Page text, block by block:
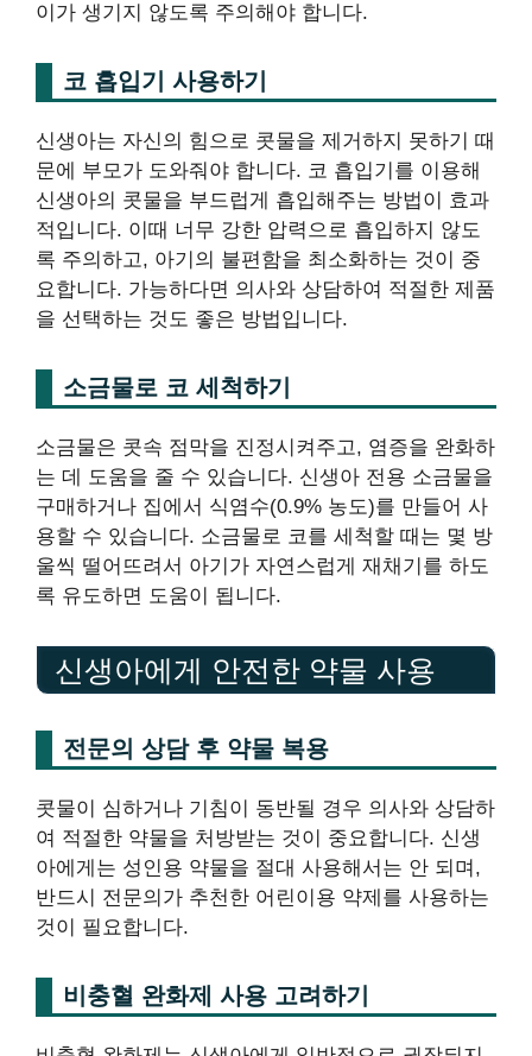
이가 생기지 않도록 주의해야 합니다.
코 흡입기 사용하기
신생아는 자신의 힘으로 콧물을 제거하지 못하기 때
문에 부모가 도와줘야 합니다. 코 흡입기를 이용해
신생아의 콧물을 부드럽게 흡입해주는 방법이 효과
적입니다. 이때 너무 강한 압력으로 흡입하지 않도
록 주의하고, 아기의 불편함을 최소화하는 것이 중
요합니다. 가능하다면 의사와 상담하여 적절한 제품
을 선택하는 것도 좋은 방법입니다.
소금물로 코 세척하기
소금물은 콧속 점막을 진정시켜주고, 염증을 완화하
는 데 도움을 줄 수 있습니다. 신생아 전용 소금물을
구매하거나 집에서 식염수(0.9% 농도)를 만들어 사
용할 수 있습니다. 소금물로 코를 세척할 때는 몇 방
울씩 떨어뜨려서 아기가 자연스럽게 재채기를 하도
록 유도하면 도움이 됩니다.
신생아에게 안전한 약물 사용
전문의 상담 후 약물 복용
콧물이 심하거나 기침이 동반될 경우 의사와 상담하
여 적절한 약물을 처방받는 것이 중요합니다. 신생
아에게는 성인용 약물을 절대 사용해서는 안 되며,
반드시 전문의가 추천한 어린이용 약제를 사용하는
것이 필요합니다.
비충혈 완화제 사용 고려하기